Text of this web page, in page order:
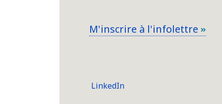
M'inscrire à l'infolettre
LinkedIn